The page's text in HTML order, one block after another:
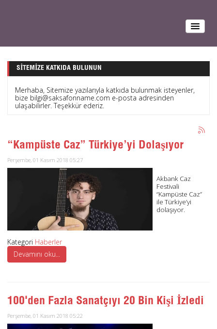
SITEMIZE KATKIDA BULUNUN
Merhaba, Sitemize yazılarıyla katkıda bulunmak isteyenler,
bize bilgi@saksafonname.com e-posta adresinden
ulaşabilirler. Teşekkür ederiz.
“Kampüste Caz” Türkiye’yi Dolaşıyor
Perşembe, 01 Kasım 2018 05:27
Akbank Caz
Festivali
“Kampüste Caz”
ile Türkiye’yi
dolaşıyor.
Kategori Haberler
Devamını oku...
100'den Fazla Sanatçıyı 20 Bin Kişi İzledi
Perşembe, 01 Kasım 2018 05:22